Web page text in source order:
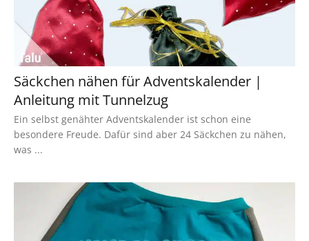
Säckchen nähen für Adventskalender |
Anleitung mit Tunnelzug
Ein selbst genähter Adventskalender ist schon eine
besondere Freude. Dafür sind aber 24 Säckchen zu nähen,
was ...